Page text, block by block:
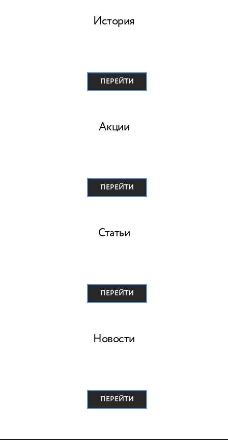
История
ПЕРЕЙТИ
Акции
ПЕРЕЙТИ
Статьи
ПЕРЕЙТИ
Новости
ПЕРЕЙТИ